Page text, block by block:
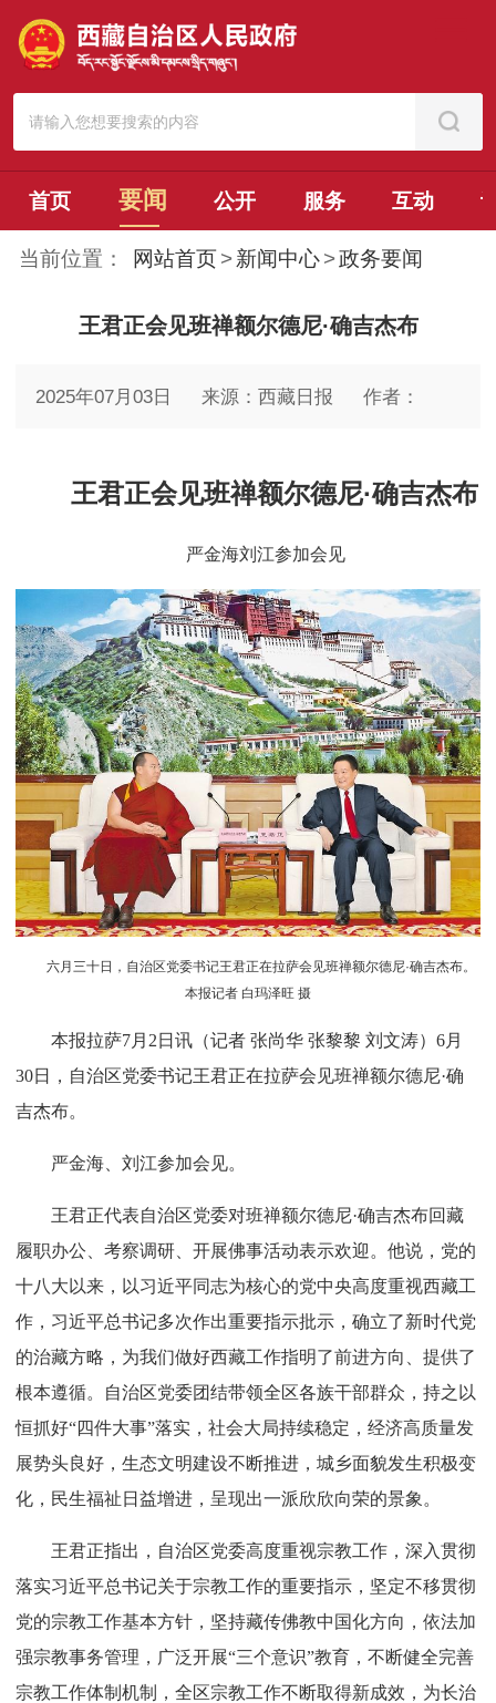
首页 要闻 公开 服务 互动
当前位置： 网站首页 > 新闻中心 >政务要闻
王君正会见班禅额尔德尼·确吉杰布
2025年07月03日 来源：西藏日报 作者：
王君正会见班禅额尔德尼·确吉杰布
严金海刘江参加会见
六月三十日，自治区党委书记王君正在拉萨会见班禅额尔德尼·确吉杰布。
本报记者 白玛泽旺 摄
本报拉萨7月2日讯（记者 张尚华 张黎黎 刘文涛）6月
30日，自治区党委书记王君正在拉萨会见班禅额尔德尼·确
吉杰布。
严金海、刘江参加会见。
王君正代表自治区党委对班禅额尔德尼·确吉杰布回藏
履职办公、考察调研、开展佛事活动表示欢迎。他说，党的
十八大以来，以习近平同志为核心的党中央高度重视西藏工
作，习近平总书记多次作出重要指示批示，确立了新时代党
的治藏方略，为我们做好西藏工作指明了前进方向、提供了
根本遵循。自治区党委团结带领全区各族干部群众，持之以
恒抓好“四件大事”落实，社会大局持续稳定，经济高质量发
展势头良好，生态文明建设不断推进，城乡面貌发生积极变
化，民生福祉日益增进，呈现出一派欣欣向荣的景象。
王君正指出，自治区党委高度重视宗教工作，深入贯彻
落实习近平总书记关于宗教工作的重要指示，坚定不移贯彻
党的宗教工作基本方针，坚持藏传佛教中国化方向，依法加
强宗教事务管理，广泛开展“三个意识”教育，不断健全完善
宗教工作体制机制，全区宗教工作不断取得新成效，为长治